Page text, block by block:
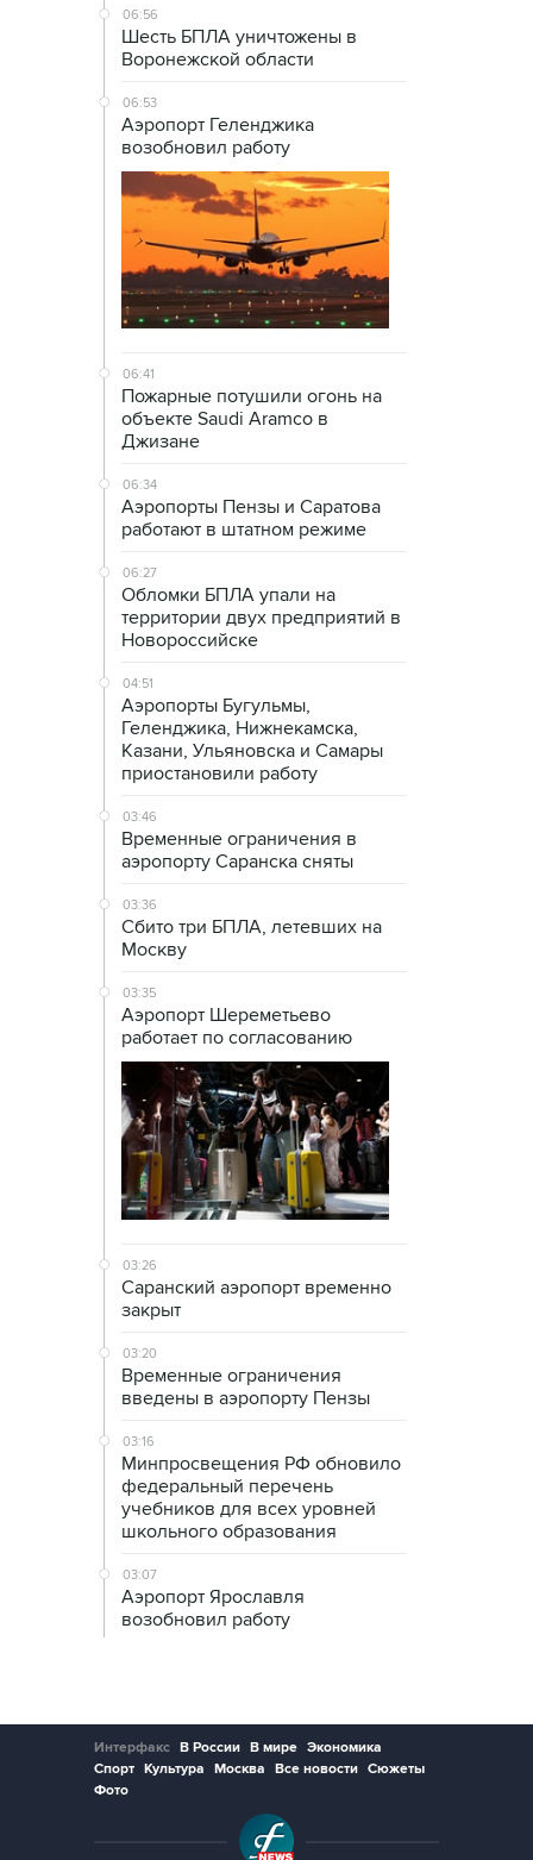
06:56
Шесть БПЛА уничтожены в
Воронежской области
06:53
Аэропорт Геленджика
возобновил работу
06:41
Пожарные потушили огонь на
объекте Saudi Aramco в
Джизане
06:34
Аэропорты Пензы и Саратова
работают в штатном режиме
06:27
Обломки БПЛА упали на
территории двух предприятий в
Новороссийске
04:51
Аэропорты Бугульмы,
Геленджика, Нижнекамска,
Казани, Ульяновска и Самары
приостановили работу
03:46
Временные ограничения в
аэропорту Саранска сняты
03:36
Сбито три БПЛА, летевших на
Москву
03:35
Аэропорт Шереметьево
работает по согласованию
03:26
Саранский аэропорт временно
закрыт
03:20
Временные ограничения
введены в аэропорту Пензы
03:16
Минпросвещения РФ обновило
федеральный перечень
учебников для всех уровней
школьного образования
03:07
Аэропорт Ярославля
возобновил работу
Интерфакс В России В мире Экономика
Спорт Культура Москва Все новости Сюжеты
Фото